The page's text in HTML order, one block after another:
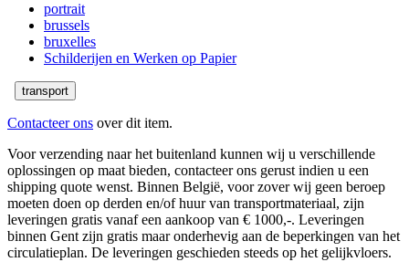
portrait
brussels
bruxelles
Schilderijen en Werken op Papier
transport
Contacteer ons over dit item.
Voor verzending naar het buitenland kunnen wij u verschillende
oplossingen op maat bieden, contacteer ons gerust indien u een
shipping quote wenst. Binnen België, voor zover wij geen beroep
moeten doen op derden en/of huur van transportmateriaal, zijn
leveringen gratis vanaf een aankoop van € 1000,-. Leveringen
binnen Gent zijn gratis maar onderhevig aan de beperkingen van het
circulatieplan. De leveringen geschieden steeds op het gelijkvloers.